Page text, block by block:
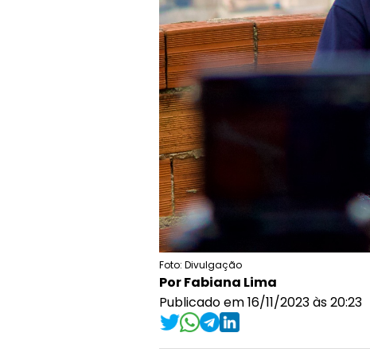
Foto: Divulgação
Por Fabiana Lima
Publicado em 16/11/2023 às 20:23